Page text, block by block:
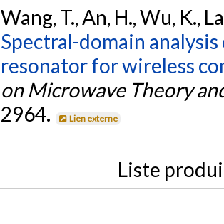
Wang, T., An, H., Wu, K.,
Spectral-domain
resonator for wireless
on Microwave Theory
2964.
Lien externe
Liste